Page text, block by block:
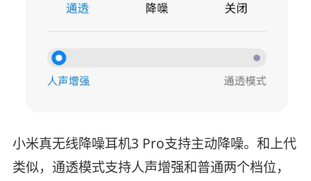
小米真无线降噪耳机3 Pro支持主动降噪。和上代
类似，通透模式支持人声增强和普通两个档位，